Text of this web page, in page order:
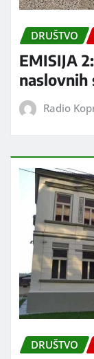
DRUŠTVO
EMISIJA
naslovnih
Radio
DRUŠTVO